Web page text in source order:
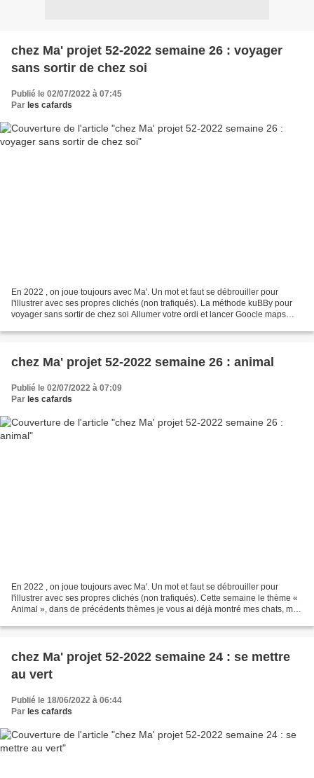
chez Ma' projet 52-2022 semaine 26 : voyager
sans sortir de chez soi
Publié le 02/07/2022 à 07:45
Par les cafards
En 2022 , on joue toujours avec Ma'. Un mot et faut se débrouiller pour
l'illustrer avec ses propres clichés (non trafiqués). La méthode kuBBy pour
voyager sans sortir de chez soi Allumer votre ordi et lancer Goocle maps
chez Ma' projet 52-2022 semaine 26 : animal
Publié le 02/07/2022 à 07:09
Par les cafards
En 2022 , on joue toujours avec Ma'. Un mot et faut se débrouiller pour
l'illustrer avec ses propres clichés (non trafiqués). Cette semaine le thème «
Animal », dans de précédents thèmes je vous ai déjà montré mes chats, mes
chez Ma' projet 52-2022 semaine 24 : se mettre
au vert
Publié le 18/06/2022 à 06:44
Par les cafards